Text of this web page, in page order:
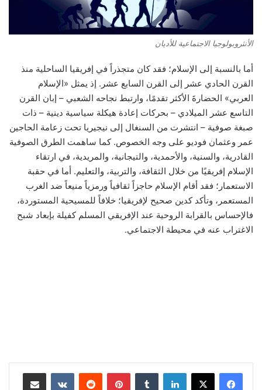
الأنثروبولوجيا الاجتماعية للأديان
أما بالنسبة إلى الإسلام؛ فقد كان متجذراً في إفريقيا الساحلية منذ
القرن الحادي عشر إلى القرن السابع عشر. إذ يمثل «الإسلام
العربي» الحضارةَ الأكثر تقدمًا، وارتبط نجاحه الشعبي – إبان القرن
التاسع عشر الميلادي – بحركات إعادة هيكلة سياسية دينية – ذات
صبغة صوفية – انتشرت من السنغال إلى نيجيريا تحت زعامة الحاجين
عمر وعثمان فوديو على وجه الخصوص. كما ساهمت الطرق الصوفية
القادرية، والسنية، والأحمدية، والتيجانية، والمريدية، في ارتقاء
الإسلام إفريقيًا من خلال الثقافة، والتربية، والتعليم. أما في حقبة
الاستعمار؛ فقد أقام الإسلام حاجزاً ثقافياً ورمزياً منيعاً ضد الغرب
المستعمر، وتأكد كدين صحيح لإفريقيا؛ خلافاً للمسيحية المستوردة،
فالإحساس بالقرابة الروحية عند الإفريقي المسلم كفيلة بإبعاد شبح
الاغتراب عنه في محيطة الاجتماعي.
لينكدإن بينتيريست